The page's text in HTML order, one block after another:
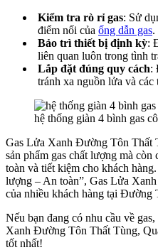
Kiểm tra rò rỉ gas: Sử
điểm nối của ống dẫn gas.
Bảo trì thiết bị định kỳ:
liên quan luôn trong tình
Lắp đặt đúng quy cách:
tránh xa nguồn lửa và các
hệ thống giàn 4 bình gas
Gas Lửa Xanh Đường Tôn Thất
sản phẩm gas chất lượng mà
toàn và tiết kiệm cho khách
lượng – An toàn”, Gas Lửa
của nhiều khách hàng tại Đường
Nếu bạn đang có nhu cầu về
Xanh Đường Tôn Thất Tùng,
tốt nhất!